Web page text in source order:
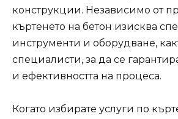
конструкции. Независимо от
къртенето на бетон изисква
инструменти и оборудване,
специалисти, за да се
и ефективността на процеса.
Когато избирате услуги по